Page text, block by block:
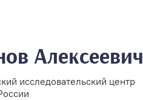
Алексеевич
исследовательский центр